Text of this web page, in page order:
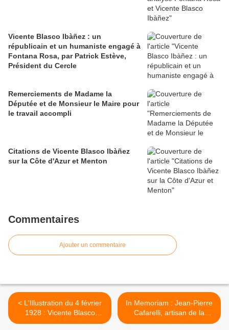
Vicente Blasco Ibàñez : un
républicain et un humaniste engagé à
Fontana Rosa, par Patrick Estève,
Président du Cercle
Remerciements de Madame la
Députée et de Monsieur le Maire pour
le travail accompli
Citations de Vicente Blasco Ibàñez
sur la Côte d'Azur et Menton
Commentaires
Ajouter un commentaire
< L'Illustration du 4 février
1928 : Vicente Blasco
Ibàñez, une vie, un lieu -
In Memoriam : Jean-Pierre
Cafarelli, artisan de la
restauration de Fontana